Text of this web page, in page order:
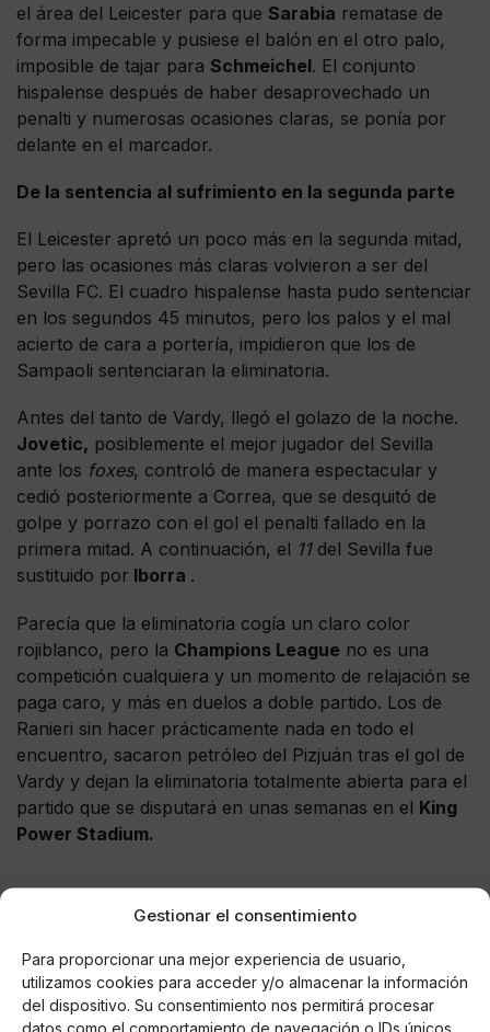
Gestionar el consentimiento
Para proporcionar una mejor experiencia de usuario,
utilizamos cookies para acceder y/o almacenar la información
del dispositivo. Su consentimiento nos permitirá procesar
datos como el comportamiento de navegación o IDs únicos
el área del Leicester para que Sarabia rematase de
forma impecable y pusiese el balón en el otro palo,
imposible de tajar para Schmeichel. El conjunto
hispalense después de haber desaprovechado un
penalti y numerosas ocasiones claras, se ponía por
delante en el marcador.
De la sentencia al sufrimiento en la segunda parte
El Leicester apretó un poco más en la segunda mitad,
pero las ocasiones más claras volvieron a ser del
Sevilla FC. El cuadro hispalense hasta pudo sentenciar
en los segundos 45 minutos, pero los palos y el mal
acierto de cara a portería, impidieron que los de
Sampaoli sentenciaran la eliminatoria.
Antes del tanto de Vardy, llegó el golazo de la noche.
Jovetic, posiblemente el mejor jugador del Sevilla
ante los foxes, controló de manera espectacular y
cedió posteriormente a Correa, que se desquitó de
golpe y porrazo con el gol el penalti fallado en la
primera mitad. A continuación, el 11del Sevilla fue
sustituido por Iborra .
Parecía que la eliminatoria cogía un claro color
rojiblanco, pero la Champions League no es una
competición cualquiera y un momento de relajación se
paga caro, y más en duelos a doble partido. Los de
Ranieri sin hacer prácticamente nada en todo el
encuentro, sacaron petróleo del Pizjuán tras el gol de
Vardy y dejan la eliminatoria totalmente abierta para el
partido que se disputará en unas semanas en el King
Power Stadium.
Ajmm88